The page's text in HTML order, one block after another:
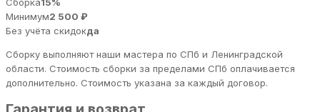
Сборка15%
Минимум2 500 ₽
Без учёта скидокда
Сборку выполняют наши мастера по СПб и Ленинградской
области. Стоимость сборки за пределами СПб оплачивается
дополнительно. Стоимость указана за каждый договор.